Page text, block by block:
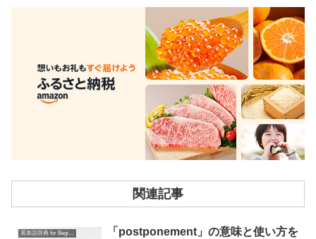
関連記事
英単語辞典 for Beginners
「postponement」の意味と使い方を